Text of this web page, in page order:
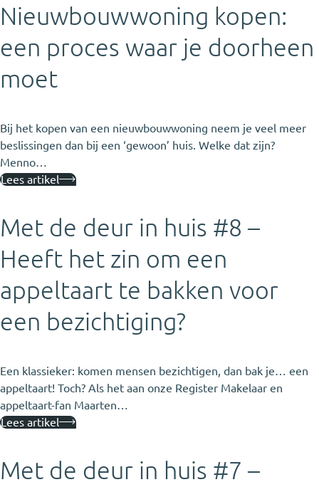
Nieuwbouwwoning kopen:
een proces waar je doorheen
moet
Bij het kopen van een nieuwbouwwoning neem je veel meer
beslissingen dan bij een ‘gewoon’ huis. Welke dat zijn?
Menno…
Lees artikel
Met de deur in huis #8 –
Heeft het zin om een
appeltaart te bakken voor
een bezichtiging?
Een klassieker: komen mensen bezichtigen, dan bak je… een
appeltaart! Toch? Als het aan onze Register Makelaar en
appeltaart-fan Maarten…
Lees artikel
Met de deur in huis #7 –